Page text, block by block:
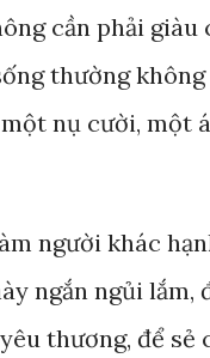
cần phải
thường
nụ cười, một
người khác
ngắn ngủi lắm,
thương, để sẻ